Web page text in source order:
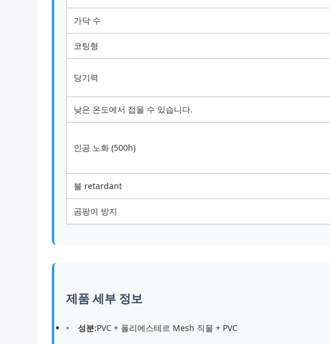
가닥 수
코팅형
당기력
낮은 온도에서 접을 수 있습니다.
인공 노화 (500h)
불 retardant
곰팡이 방지
제품 세부 정보
성분:PVC + 폴리에스테르 Mesh 직물 + PVC